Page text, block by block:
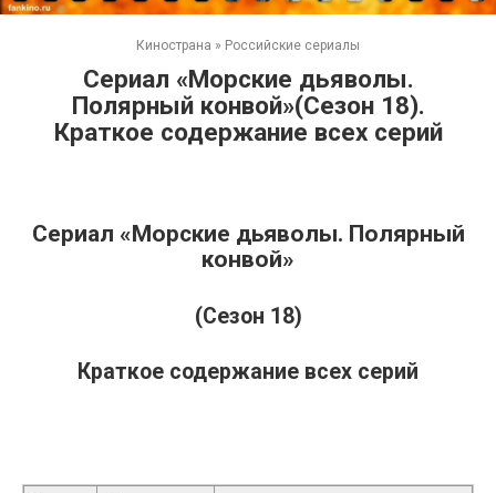
Кинострана » Российские сериалы
Сериал «Морские дьяволы.
Полярный конвой»(Сезон 18).
Краткое содержание всех серий
Сериал «Морские дьяволы. Полярный
конвой»
(Сезон 18)
Краткое содержание всех серий